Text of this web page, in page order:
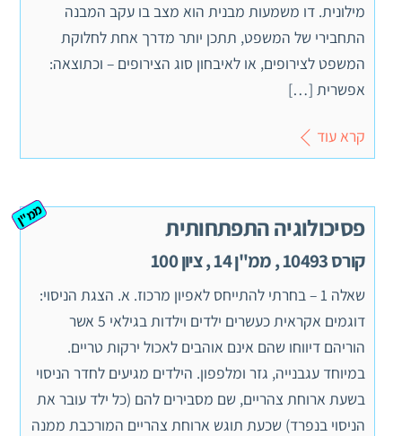
מילונית. דו משמעות מבנית הוא מצב בו עקב המבנה
התחבירי של המשפט, תתכן יותר מדרך אחת לחלוקת
המשפט לצירופים, או לאיבחון סוג הצירופים – וכתוצאה:
אפשרית […]
קרא עוד
פסיכולוגיה התפתחותית
קורס 10493 , ממ"ן 14 , ציון 100
ממ"ן
שאלה 1 – בחרתי להתייחס לאפיון מרכוז. א. הצגת הניסוי:
דוגמים אקראית כעשרים ילדים וילדות בגילאי 5 אשר
הוריהם דיווחו שהם אינם אוהבים לאכול ירקות טריים.
במיוחד עגבנייה, גזר ומלפפון. הילדים מגיעים לחדר הניסוי
בשעת ארוחת צהריים, שם מסבירים להם (כל ילד עובר את
הניסוי בנפרד) שכעת תוגש ארוחת צהריים המורכבת ממנה